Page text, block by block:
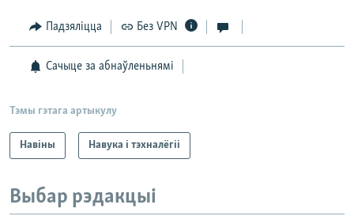
Падзяліцца Без VPN
Сачыце за абнаўленьнямі
Тэмы гэтага артыкулу
Навіны Навука і тэхналёгіі
Выбар рэдакцыі